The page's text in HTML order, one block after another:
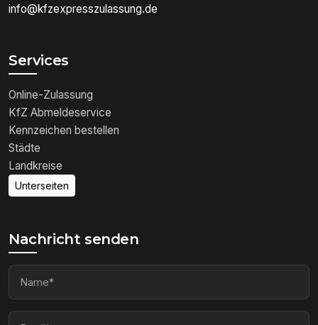
info@kfzexpresszulassung.de
Services
Online-Zulassung
KfZ Abmeldeservice
Kennzeichen bestellen
Städte
Landkreise
Unterseiten
Nachricht senden